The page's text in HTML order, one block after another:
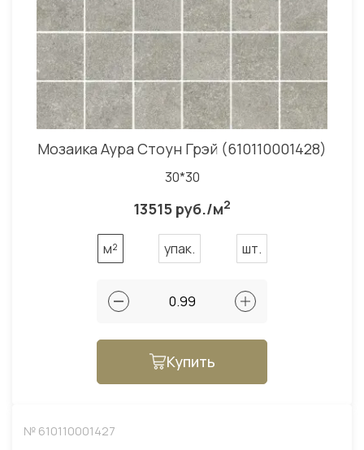
Мозаика Аура Стоун Грэй (610110001428)
30*30
13515 руб./м2
м² упак. шт.
Купить
№ 610110001427